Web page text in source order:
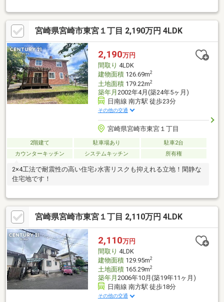
宮崎県宮崎市東宮１丁目 2,190万円 4LDK
2,190万円
間取り 4LDK
建物面積126.69m2
土地面積179.22m2
築年月 2002年4月(築24年5ヶ月)
日南線 南方駅 徒歩23分
その他の交通
宮崎県宮崎市東宮１丁目
2階建て 駐車場あり
駐車2台
カウンターキッチン
システムキッチン 所有権
2×4工法で耐震性の高い住宅♪水害リスクも抑えれる立地！閑静な
住宅地です！
宮崎県宮崎市東宮１丁目 2,110万円 4LDK
2,110万円
間取り 4LDK
建物面積129.95m2
土地面積165.29m2
築年月 2006年10月(築19年11ヶ月)
日南線 南方駅 徒歩18分
その他の交通